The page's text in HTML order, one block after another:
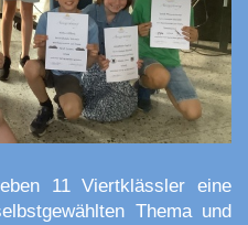
11 Viertklässler eine
Thema und